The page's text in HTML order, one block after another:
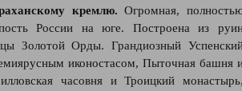
кремлю. Огромная,
России на юге. Построена из
Золотой Орды. Грандиозный
иконостасом, Пыточная башня
часовня и Троицкий